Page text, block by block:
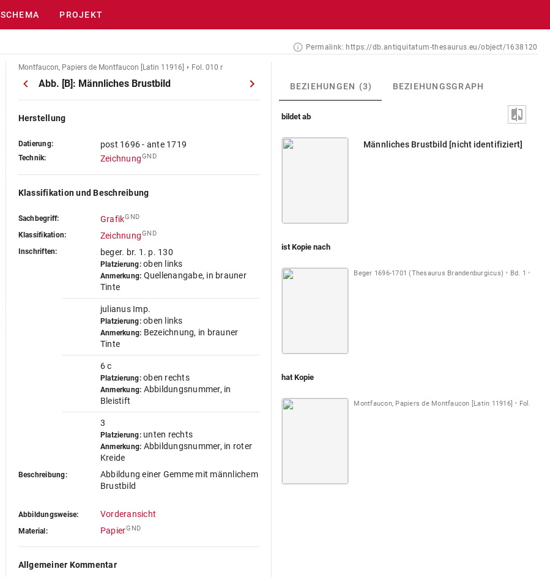
SCHEMA PROJEKT
Permalink: https://db.antiquitatum-thesaurus.eu/object/1638120
Montfaucon, Papiers de Montfaucon [Latin 11916] Fol. 010 r
Abb. [B]: Männliches Brustbild
Herstellung
Datierung: post 1696 - ante 1719
Technik: ZeichnungGND
Klassifikation und Beschreibung
Sachbegriff: GrafikGND
Klassifikation: ZeichnungGND
Inschriften: beger. br. 1. p. 130
Platzierung:oben links
Anmerkung: Quellenangabe, in brauner
Tinte
julianus Imp.
Platzierung:oben links
Anmerkung: Bezeichnung, in brauner
Tinte
6 c
Platzierung:oben rechts
Anmerkung: Abbildungsnummer, in
Bleistift
3
Platzierung:unten rechts
Anmerkung: Abbildungsnummer, in roter
Kreide
Beschreibung:
Abbildung einer Gemme mit männlichem
Brustbild
Abbildungsweise: Vorderansicht
Material: PapierGND
Allgemeiner Kommentar
BEZIEHUNGEN (3) BEZIEHUNGSGRAPH
bildet ab
Männliches Brustbild [nicht identifiziert]
ist Kopie nach
Beger 1696-1701 (Thesaurus Brandenburgicus) Bd. 1
hat Kopie
Montfaucon, Papiers de Montfaucon [Latin 11916] Fol. 009 r